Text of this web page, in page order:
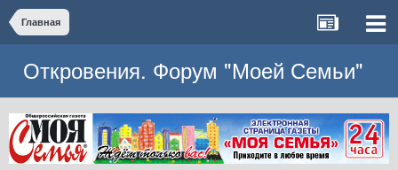
Главная
Откровения. Форум "Моей Семьи"